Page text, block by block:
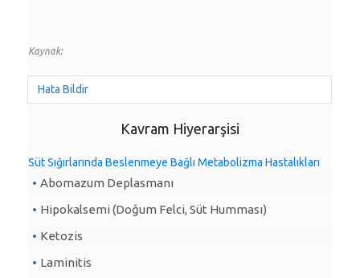
Kaynak:
Hata Bildir
Kavram Hiyerarşisi
Süt Sığırlarında Beslenmeye Bağlı Metabolizma Hastalıkları
Abomazum Deplasmanı
Hipokalsemi (Doǧum Felci, Süt Humması)
Ketozis
Laminitis